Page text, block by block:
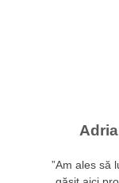
”Am ales să